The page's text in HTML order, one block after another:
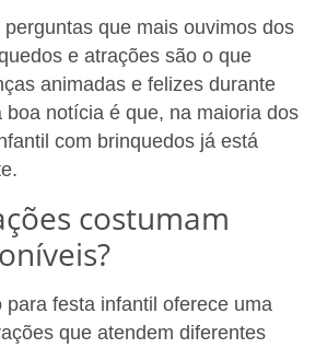
que mais ouvimos dos
e atrações são o que
animadas e felizes durante
boa notícia é que, na maioria dos
com brinquedos já está
costumam
para festa infantil oferece uma
que atendem diferentes